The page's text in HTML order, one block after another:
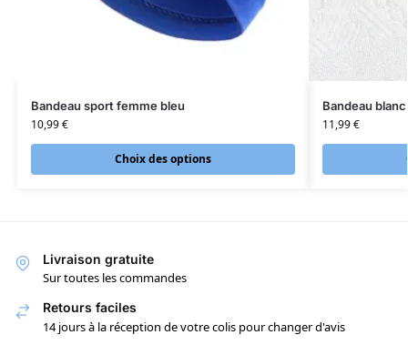
Bandeau sport femme bleu
10,99€
Choix des options
Bandeau
11,99€
Livraison gratuite
Sur toutes les commandes
Retours faciles
14 jours à la réception de votre colis pour changer d'avis